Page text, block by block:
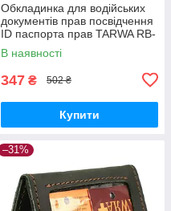
Обкладинка для водійських
документів прав посвідчення
ID паспорта прав TARWA RB-
5511-4sa
В наявності
347 ₴ 502 ₴
Купити
–31%